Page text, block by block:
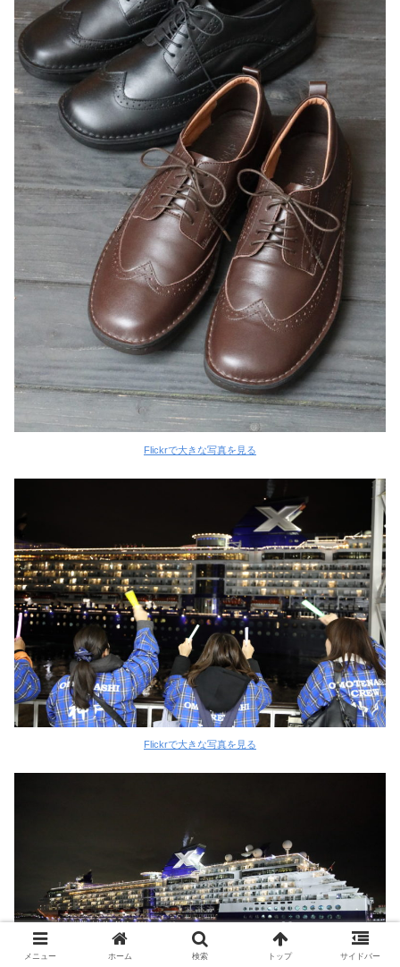
Flickrで大きな写真を見る
Flickrで大きな写真を見る
メニュー ホーム 検索 トップ サイドバー